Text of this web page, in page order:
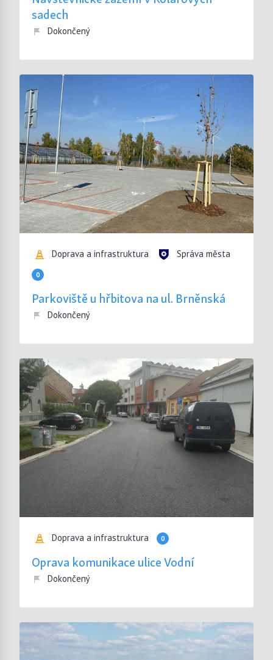
sadech
Dokončený
Doprava a infrastruktura Správa města
0
Parkoviště u hřbitova na ul. Brněnská
Dokončený
Doprava a infrastruktura 0
Oprava komunikace ulice Vodní
Dokončený